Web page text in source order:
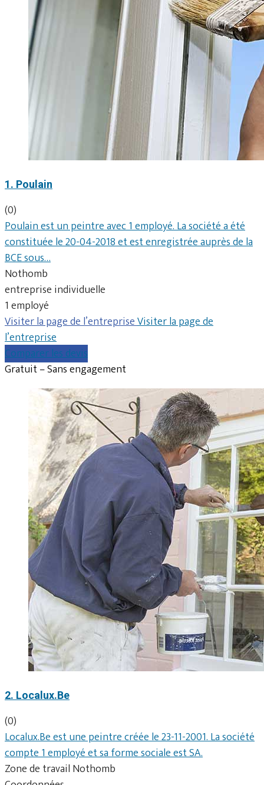
1. Poulain
(0)
Poulain est un peintre avec 1 employé. La société a été
constituée le 20-04-2018 et est enregistrée auprès de la
BCE sous…
Nothomb
entreprise individuelle
1 employé
Visiter la page de l’entrepriseVisiter la page de
l’entreprise
Comparer les devis
Gratuit – Sans engagement
2. Localux.Be
(0)
Localux.Be est une peintre créée le 23-11-2001. La société
compte 1 employé et sa forme sociale est SA.
Zone de travail Nothomb